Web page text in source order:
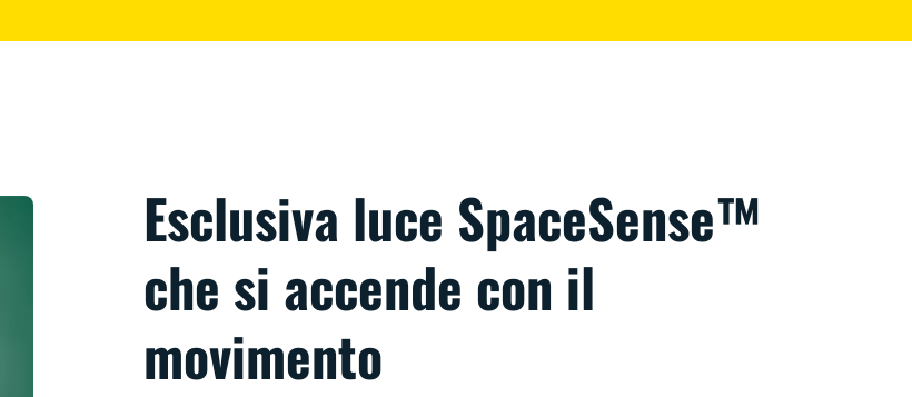
Esclusiva luce SpaceSense™
che si accende con il
movimento